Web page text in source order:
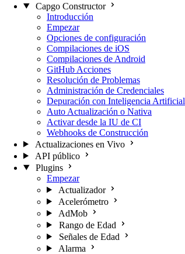
Capgo Constructor
Introducción
Empezar
Opciones de configuración
Compilaciones de iOS
Compilaciones de Android
GitHub Acciones
Resolución de Problemas
Administración de Credenciales
Depuración con Inteligencia Artificial
Auto Actualización o Nativa
Activar desde la IU de CI
Webhooks de Construcción
Actualizaciones en Vivo
API público
Plugins
Empezar
Actualizador
Acelerómetro
AdMob
Rango de Edad
Señales de Edad
Alarma